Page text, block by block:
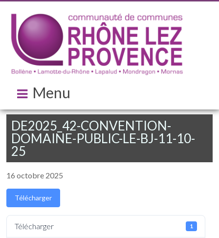
Menu
DE2025_42-CONVENTION-
DOMAINE-PUBLIC-LE-BJ-11-10-
25
16 octobre 2025
Télécharger
Télécharger 1